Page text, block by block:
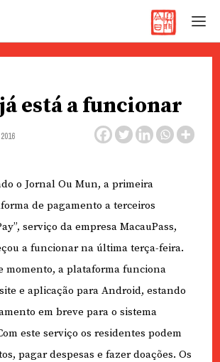
está a funcionar
o Jornal Ou Mun, a primeira
de pagamento a terceiros
serviço da empresa MacauPass,
a funcionar na última terça-feira.
momento, a plataforma funciona
e aplicação para Android, estando
em breve para o sistema
este serviço os residentes podem
pagar despesas e fazer doações. Os